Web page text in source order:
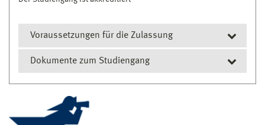
Voraussetzungen für die Zulassung
(1) Voraussetzung für die Zulassung zum Master-
oder internationalen Hochschule mit einem
Mindestumfang von 180 Credits.
Dokumente zum Studiengang
Prüfungs- und Studienordnung
Modulhandbuch